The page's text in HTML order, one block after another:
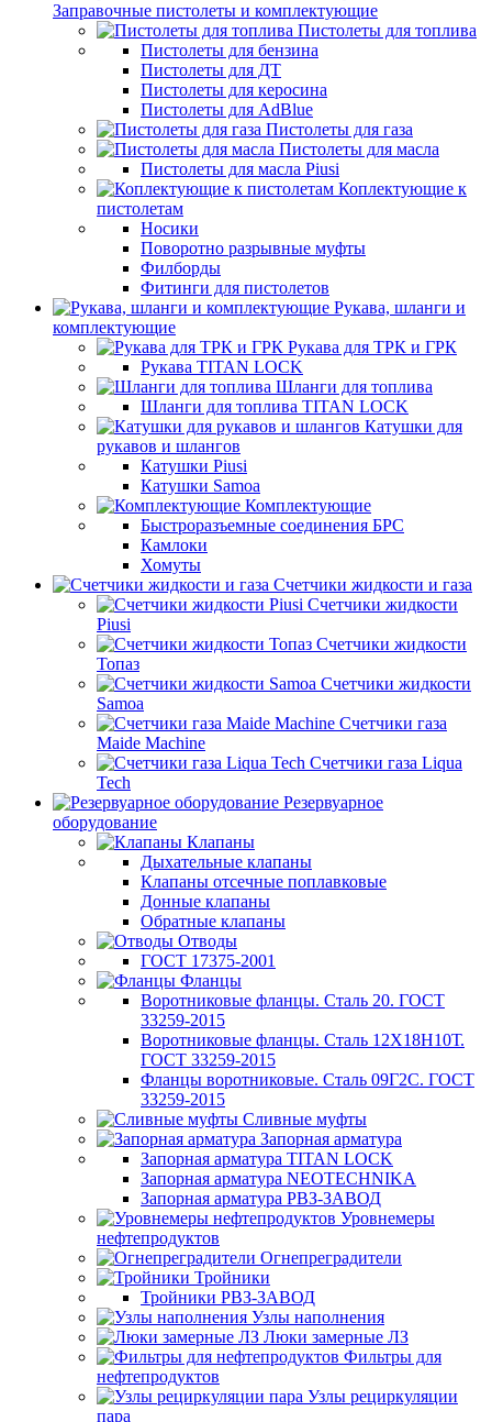
Заправочные пистолеты и комплектующие
Пистолеты для топлива
Пистолеты для бензина
Пистолеты для ДТ
Пистолеты для керосина
Пистолеты для AdBlue
Пистолеты для газа
Пистолеты для масла
Пистолеты для масла Piusi
Коплектующие к
пистолетам
Носики
Поворотно разрывные муфты
Филборды
Фитинги для пистолетов
Рукава, шланги и
комплектующие
Рукава для ТРК и ГРК
Рукава TITAN LOCK
Шланги для топлива
Шланги для топлива TITAN LOCK
Катушки для
рукавов и шлангов
Катушки Piusi
Катушки Samoa
Комплектующие
Быстроразъемные соединения БРС
Камлоки
Хомуты
Счетчики жидкости и газа
Счетчики жидкости
Piusi
Счетчики жидкости
Топаз
Счетчики жидкости
Samoa
Счетчики газа
Maide Machine
Счетчики газа Liqua
Tech
Резервуарное
оборудование
Клапаны
Дыхательные клапаны
Клапаны отсечные поплавковые
Донные клапаны
Обратные клапаны
Отводы
ГОСТ 17375-2001
Фланцы
Воротниковые фланцы. Сталь 20. ГОСТ
33259-2015
Воротниковые фланцы. Сталь 12Х18Н10Т.
ГОСТ 33259-2015
Фланцы воротниковые. Сталь 09Г2С. ГОСТ
33259-2015
Сливные муфты
Запорная арматура
Запорная арматура TITAN LOCK
Запорная арматура NEOTECHNIKA
Запорная арматура РВЗ-ЗАВОД
Уровнемеры
нефтепродуктов
Огнепреградители
Тройники
Тройники РВЗ-ЗАВОД
Узлы наполнения
Люки замерные ЛЗ
Фильтры для
нефтепродуктов
Узлы рециркуляции
пара